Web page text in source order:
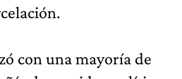
con una mayoría de